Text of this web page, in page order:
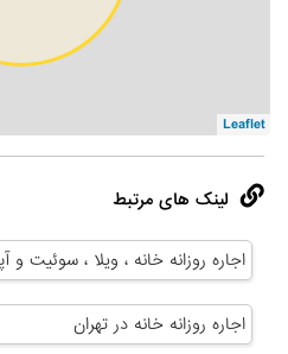
Leaflet
لینک های مرتبط
اجاره روزانه خانه ، ویلا ، سوئیت و
اجاره روزانه خانه در تهران